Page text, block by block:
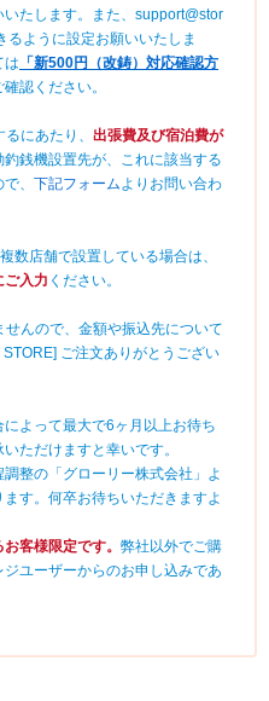
いたします。また、support@stor
ように設定お願いいたしま
は 「新500円（改鋳）対応確認方
確認ください。
にあたり、 出張費及び宿泊費が
銭機設置先が、これに該当する
、 下記フォーム よりお問い合わ
数店舗で設置している場合は、
ご入力 ください。
んので、金額や振込先について
ご注文ありがとうござい
よって最大で6ヶ月以上お待ち
ただけますと幸いです。
整の「グローリー株式会社」よ
す。何卒お待ちいただきますよ
客様限定です。 弊社以外でご購
ユーザーからのお申し込みであ